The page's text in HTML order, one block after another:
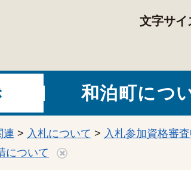
文字サイ
和泊町につ
連 > 入札について > 入札参加資格審
について